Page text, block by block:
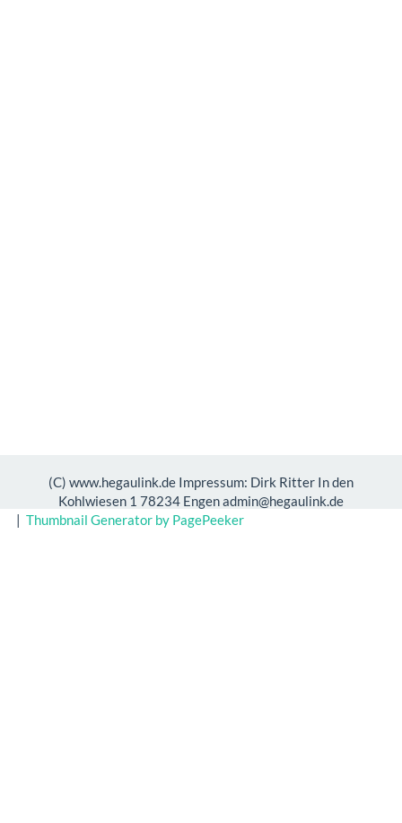
(C) www.hegaulink.de Impressum: Dirk Ritter In den
Kohlwiesen 1 78234 Engen admin@hegaulink.de
| Thumbnail Generator by PagePeeker